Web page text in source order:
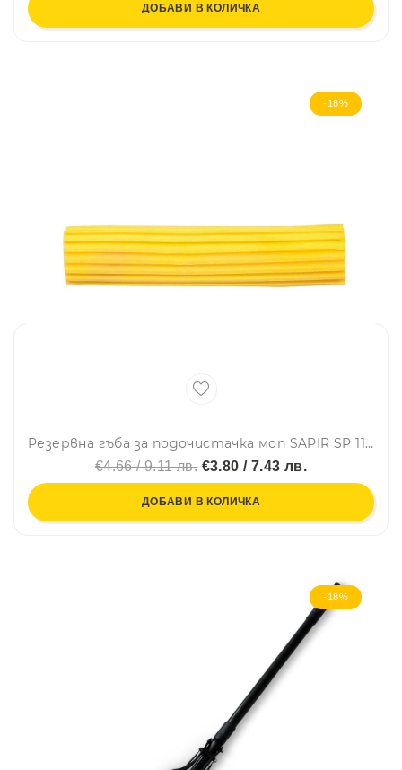
ДОБАВИ В КОЛИЧКА
-18%
Резервна гъба за подочистачка моп SAPIR SP 1120 HE1, Жълт
€4.66 / 9.11 лв.€3.80 / 7.43 лв.
ДОБАВИ В КОЛИЧКА
-18%